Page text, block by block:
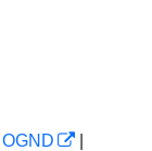
OGND